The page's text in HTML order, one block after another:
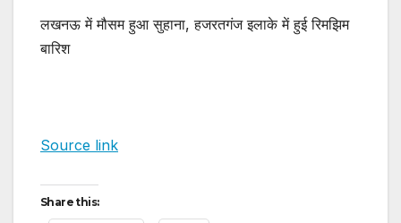
लखनऊ में मौसम हुआ सुहाना, हजरतगंज इलाके में हुई रिमझिम
बारिश
Source link
Share this: